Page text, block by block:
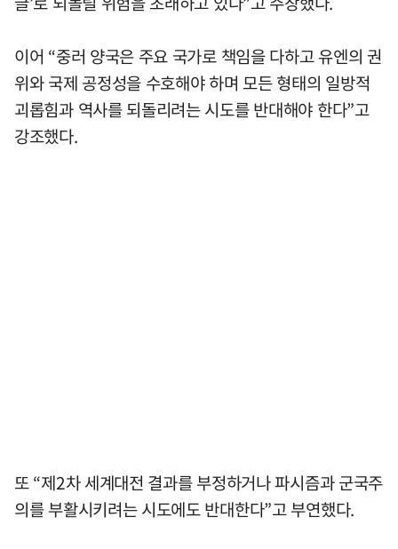
이어 “중러 양국은 주요 국가로 책임을 다하고 유엔의 권
위와 국제 공정성을 수호해야 하며 모든 형태의 일방적
괴롭힘과 역사를 되돌리려는 시도를 반대해야 한다”고
강조했다.
또 “제2차 세계대전 결과를 부정하거나 파시즘과 군국주
의를 부활시키려는 시도에도 반대한다”고 부연했다.